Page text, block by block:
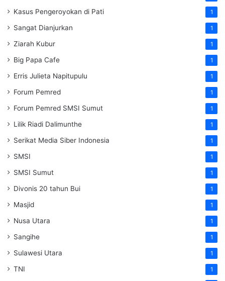
Kasus Pengeroyokan di Pati 1
Sangat Dianjurkan 1
Ziarah Kubur 1
Big Papa Cafe 1
Erris Julieta Napitupulu 1
Forum Pemred 1
Forum Pemred SMSI Sumut 1
Lilik Riadi Dalimunthe 1
Serikat Media Siber Indonesia 1
SMSI 1
SMSI Sumut 1
Divonis 20 tahun Bui 1
Masjid 1
Nusa Utara 1
Sangihe 1
Sulawesi Utara 1
TNI 1